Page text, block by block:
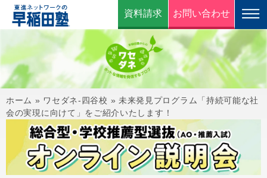
資料請求 お問い合わせ
ホーム » ワセダネ-四谷校 » 未来発見プログラム「持続可能な社
会の実現に向けて」をご紹介いたします！